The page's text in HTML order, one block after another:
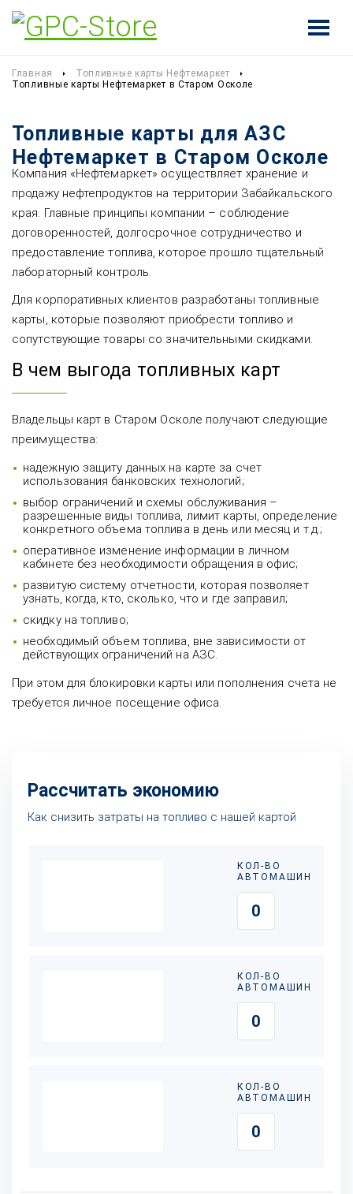
Главная
Топливные карты Нефтемаркет
Топливные карты Нефтемаркет в Старом Осколе
Топливные карты для АЗС
Нефтемаркет в Старом Осколе
Компания «Нефтемаркет» осуществляет хранение и
продажу нефтепродуктов на территории Забайкальского
края. Главные принципы компании – соблюдение
договоренностей, долгосрочное сотрудничество и
предоставление топлива, которое прошло тщательный
лабораторный контроль.
Для корпоративных клиентов разработаны топливные
карты, которые позволяют приобрести топливо и
сопутствующие товары со значительными скидками.
В чем выгода топливных карт
Владельцы карт в Старом Осколе получают следующие
преимущества:
надежную защиту данных на карте за счет
использования банковских технологий;
выбор ограничений и схемы обслуживания –
разрешенные виды топлива, лимит карты, определение
конкретного объема топлива в день или месяц и т.д.;
оперативное изменение информации в личном
кабинете без необходимости обращения в офис;
развитую систему отчетности, которая позволяет
узнать, когда, кто, сколько, что и где заправил;
скидку на топливо;
необходимый объем топлива, вне зависимости от
действующих ограничений на АЗС.
При этом для блокировки карты или пополнения счета не
требуется личное посещение офиса.
Рассчитать экономию
Как снизить затраты на топливо с нашей картой
КОЛ-ВО
АВТОМАШИН
КОЛ-ВО
АВТОМАШИН
КОЛ-ВО
АВТОМАШИН